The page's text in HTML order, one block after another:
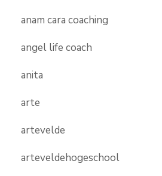
anam cara coaching
angel life coach
anita
arte
artevelde
arteveldehogeschool